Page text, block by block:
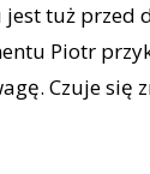
tuż przed
Piotr
Czuje się